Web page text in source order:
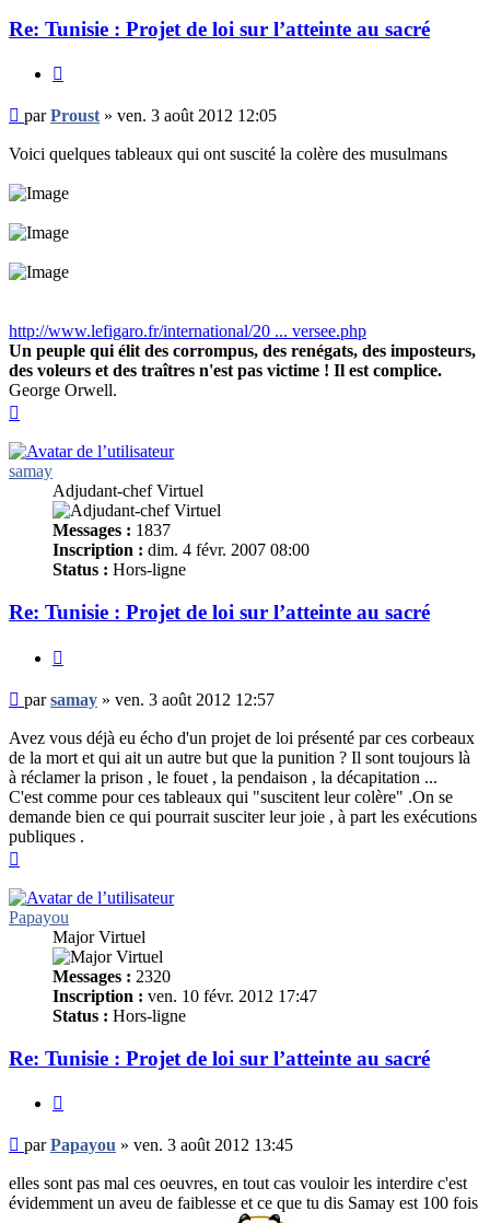
Re: Tunisie : Projet de loi sur l’atteinte au sacré
Message
non
lu
parProust» ven. 3 août 2012 12:05
Voici quelques tableaux qui ont suscité la colère des musulmans
http://www.lefigaro.fr/international/20 ... versee.php
Un peuple qui élit des corrompus, des renégats, des imposteurs,
des voleurs et des traîtres n'est pas victime ! Il est complice.
George Orwell.
samay
Adjudant-chef Virtuel
Messages : 1837
Inscription : dim. 4 févr. 2007 08:00
Status : Hors-ligne
Re: Tunisie : Projet de loi sur l’atteinte au sacré
Message
non
lu
parsamay » ven. 3 août 2012 12:57
Avez vous déjà eu écho d'un projet de loi présenté par ces corbeaux
de la mort et qui ait un autre but que la punition ? Il sont toujours là
à réclamer la prison , le fouet , la pendaison , la décapitation ...
C'est comme pour ces tableaux qui "suscitent leur colère" .On se
demande bien ce qui pourrait susciter leur joie , à part les exécutions
publiques .
Papayou
Major Virtuel
Messages : 2320
Inscription : ven. 10 févr. 2012 17:47
Status : Hors-ligne
Re: Tunisie : Projet de loi sur l’atteinte au sacré
Message
non
lu
parPapayou » ven. 3 août 2012 13:45
elles sont pas mal ces oeuvres, en tout cas vouloir les interdire c'est
évidemment un aveu de faiblesse et ce que tu dis Samay est 100 fois